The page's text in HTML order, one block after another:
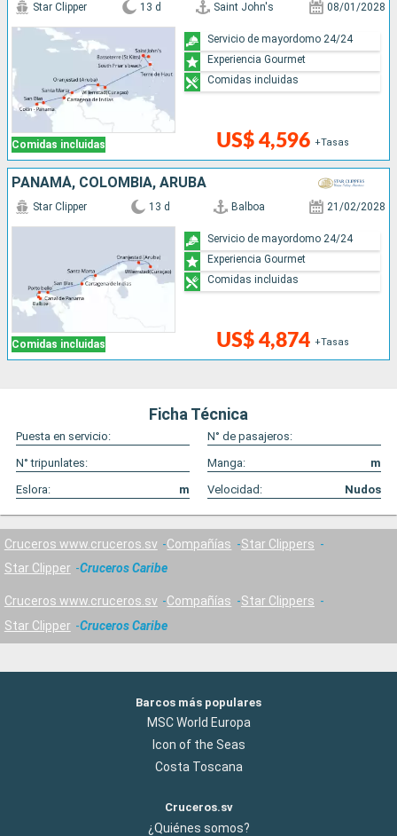
Comidas incluidas
Star Clipper 13 d Saint John's 08/01/2028
US$ 4,596 +Tasas
Servicio de mayordomo 24/24
Experiencia Gourmet
Comidas incluidas
PANAMÁ, COLOMBIA, ARUBA
Comidas incluidas
Star Clipper 13 d Balboa 21/02/2028
US$ 4,874 +Tasas
Servicio de mayordomo 24/24
Experiencia Gourmet
Comidas incluidas
Ficha Técnica
Puesta en servicio:
N° de pasajeros:
N° tripunlates:
Manga:
m
Eslora:
m Velocidad: Nudos
Cruceros www.cruceros.sv Compañías
Star Clippers
Star Clipper
Cruceros Caribe
Cruceros www.cruceros.sv Compañías
Star Clippers
Star Clipper
Cruceros Caribe
Barcos más populares
MSC World Europa
Icon of the Seas
Costa Toscana
Cruceros.sv
¿Quiénes somos?